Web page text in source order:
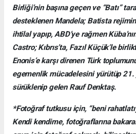
Birliği’nin başına geçen ve “Batı”
desteklenen Mandela; Batista
ihtilal yapıp, ABD’ye rağmen
Castro; Kıbrıs’ta, Fazıl Küçük’le
Enonis’e karşı direnen Türk
egemenlik mücadelesini yürütüp 21.
sürüklenip gelen Rauf Denktaş.
*Fotoğraf tutkusu için, “beni
Kendi kendime, fotoğraflarına